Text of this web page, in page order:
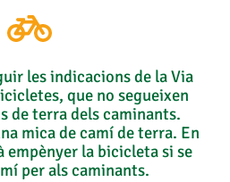
les indicacions de la Via
que no segueixen
de terra dels caminants.
mica de camí de terra. En
empènyer la bicicleta si se
per als caminants.